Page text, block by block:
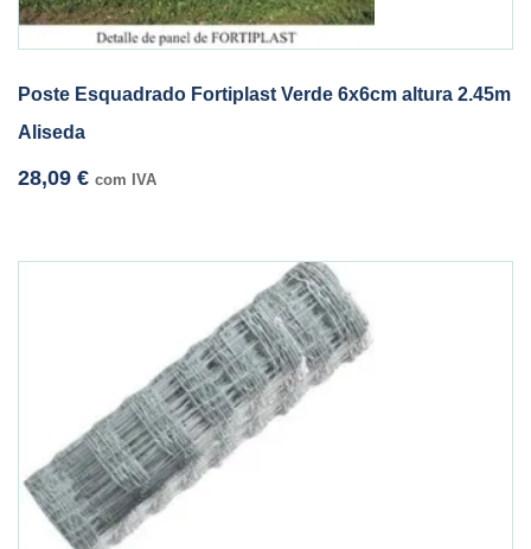
Poste Esquadrado Fortiplast Verde 6x6cm altura 2.45m
Aliseda
28,09 € com IVA